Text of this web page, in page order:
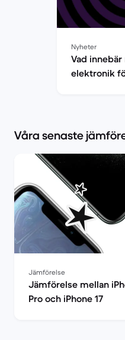
Nyheter
Vad
elektronik
Våra senaste
Jämförelse
Jämförelse mellan
Pro och iPhone 17